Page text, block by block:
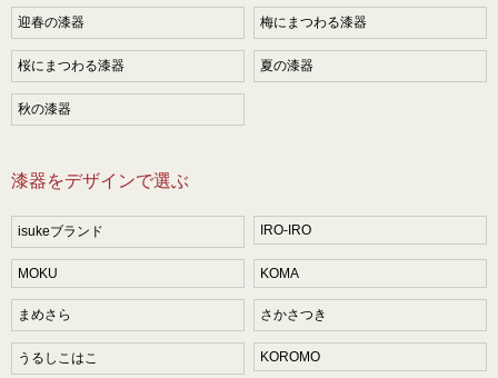
迎春の漆器 梅にまつわる漆器
桜にまつわる漆器 夏の漆器
秋の漆器
漆器をデザインで選ぶ
isukeブランド IRO-IRO
MOKU KOMA
まめさら さかさつき
うるしこはこ KOROMO